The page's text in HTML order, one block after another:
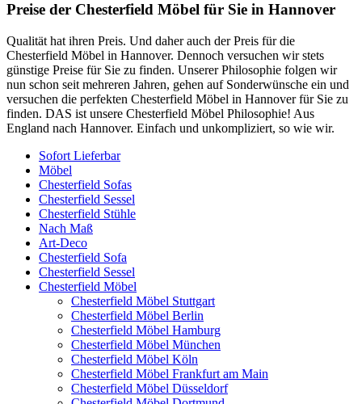
Preise der Chesterfield Möbel für Sie in Hannover
Qualität hat ihren Preis. Und daher auch der Preis für die
Chesterfield Möbel in Hannover. Dennoch versuchen wir stets
günstige Preise für Sie zu finden. Unserer Philosophie folgen wir
nun schon seit mehreren Jahren, gehen auf Sonderwünsche ein und
versuchen die perfekten Chesterfield Möbel in Hannover für Sie zu
finden. DAS ist unsere Chesterfield Möbel Philosophie! Aus
England nach Hannover. Einfach und unkompliziert, so wie wir.
Sofort Lieferbar
Möbel
Chesterfield Sofas
Chesterfield Sessel
Chesterfield Stühle
Nach Maß
Art-Deco
Chesterfield Sofa
Chesterfield Sessel
Chesterfield Möbel
Chesterfield Möbel Stuttgart
Chesterfield Möbel Berlin
Chesterfield Möbel Hamburg
Chesterfield Möbel München
Chesterfield Möbel Köln
Chesterfield Möbel Frankfurt am Main
Chesterfield Möbel Düsseldorf